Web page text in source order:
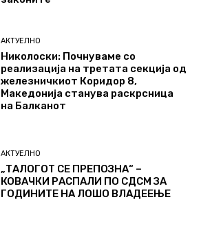
АКТУЕЛНО
Николоски: Почнуваме со
реализација на третата секција од
железничкиот Коридор 8,
Македонија станува раскрсница
на Балканот
АКТУЕЛНО
„ТАЛОГОТ СЕ ПРЕПОЗНА“ –
КОВАЧКИ РАСПАЛИ ПО СДСМ ЗА
ГОДИНИТЕ НА ЛОШО ВЛАДЕЕЊЕ